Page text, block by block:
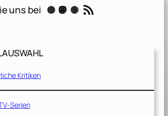
uns bei Instagram Mastodon Threads RSS-Feed
Kritiken
Serien